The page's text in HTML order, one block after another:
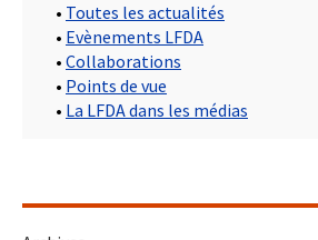
• Toutes les actualités
• Evènements LFDA
• Collaborations
• Points de vue
• La LFDA dans les médias